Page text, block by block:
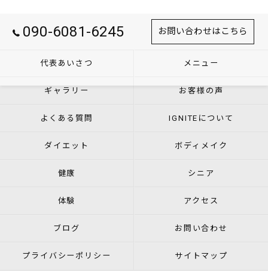
090-6081-6245 お問い合わせはこちら
代表あいさつ メニュー
ギャラリー お客様の声
よくある質問 IGNITEについて
ダイエット ボディメイク
健康 シニア
体験 アクセス
ブログ お問い合わせ
プライバシーポリシー サイトマップ